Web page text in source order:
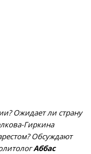
Ожидает ли страну
Гиркина
Обсуждают
Аббас